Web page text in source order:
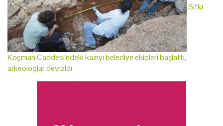
Sıtkı
Koçman Caddesi'ndeki kazıyı belediye ekipleri başlattı,
arkeologlar devraldı